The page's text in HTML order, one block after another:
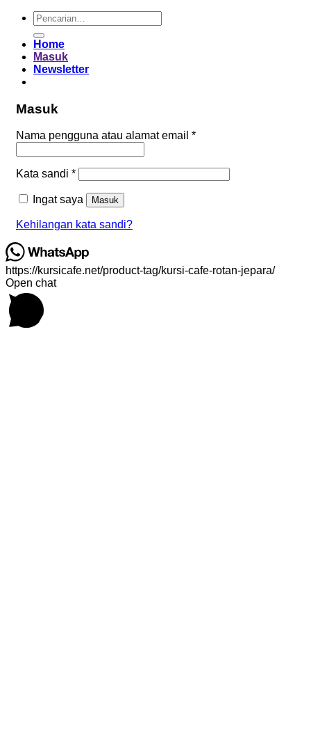
Pencarian
untuk:
Home
Masuk
Newsletter
Masuk
Nama pengguna atau alamat email *Wajib
Kata sandi *Wajib
Ingat saya Masuk
Kehilangan kata sandi?
https://kursicafe.net/product-tag/kursi-cafe-rotan-jepara/
Open chat